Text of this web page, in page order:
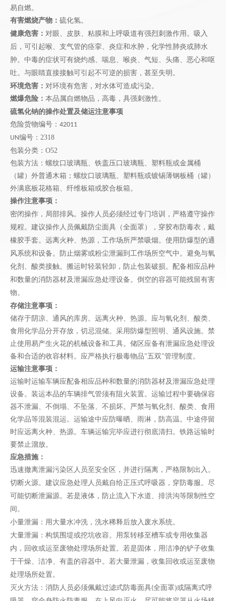
易自燃。
有害燃烧产物： 硫化氢。
健康危害： 对眼、皮肤、粘膜和上呼吸道有强烈刺激作用。吸入
后，可引起喉、支气管的痉挛、炎症和水肿，化学性肺炎或肺水
肿。中毒的症状可有烧灼感、喘息、喉炎、气短、头痛、恶心和呕
吐。与眼睛直接接触可引起不可逆的损害，甚至失明。
环境危害： 对环境有危害，对水体可造成污染。
燃爆危险： 本品属自燃物品，高毒，具强刺激性。
硫氢化钠的操作处置及储运注意事项
危险货物编号： 42011
UN编号： 2318
包装分类： O52
包装方法： 螺纹口玻璃瓶、铁盖压口玻璃瓶、塑料瓶或金属桶
（罐）外普通木箱；螺纹口玻璃瓶、塑料瓶或镀锡薄钢板桶（罐）
外满底板花格箱、纤维板箱或胶合板箱。
操作注意事项：
密闭操作，局部排风。操作人员必须经过专门培训，严格遵守操作
规程。建议操作人员佩戴防尘面具（全面罩），穿胶布防毒衣，戴
橡胶手套。远离火种、热源，工作场所严禁吸烟。使用防爆型的通
风系统和设备。防止烟雾或粉尘泄漏到工作场所空气中。避免与氧
化剂、酸类接触。搬运时轻装轻卸，防止包装破损。配备相应品种
和数量的消防器材及泄漏应急处理设备。倒空的容器可能残留有害
物。
存储注意事项：
储存于阴凉、通风的库房。远离火种、热源。应与氧化剂、酸类、
食用化学品分开存放，切忌混储。采用防爆型照明、通风设施。禁
止使用易产生火花的机械设备和工具。储区应备有泄漏应急处理设
备和合适的收容材料。应严格执行极毒物品"五双"管理制度。
运输注意事项：
运输时运输车辆应配备相应品种和数量的消防器材及泄漏应急处理
设备。装运本品的车辆排气管须有阻火装置。运输过程中要确保容
器不泄漏、不倒塌、不坠落、不损坏。严禁与氧化剂、酸类、食用
化学品等混装混运。运输途中应防曝晒、雨淋，防高温。中途停留
时应远离火种、热源。车辆运输完毕应进行彻底清扫。铁路运输时
要禁止溜放。
应急措施：
迅速撤离泄漏污染区人员至安全区，并进行隔离，严格限制出入。
切断火源。建议应急处理人员戴自给正压式呼吸器，穿防毒服。尽
可能切断泄漏源。若是液体，防止流入下水道、排洪沟等限制性空
间。
小量泄漏：用大量水冲洗，洗水稀释后放入废水系统。
大量泄漏：构筑围堤或挖坑收容。用泵转移至槽车或专用收集器
内，回收或运至废物处理场所处置。若是固体，用洁净的铲子收集
于干燥、洁净、有盖的容器中。若大量泄漏，收集回收或运至废物
处理场所处置。
灭火方法： 消防人员必须佩戴过滤式防毒面具(全面罩)或隔离式呼